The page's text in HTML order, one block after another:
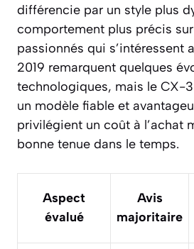
différencie par un style plus
comportement plus précis sur
passionnés qui s’intéressent
2019 remarquent quelques
technologiques, mais le CX-
un modèle fiable et
privilégient un coût à l’achat
bonne tenue dans le temps.
Aspect
évalué
Avis
majoritaire